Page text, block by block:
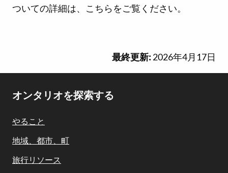
ついての詳細は、こちらをご覧ください。
最終更新: 2026年4月17日
Footer
Navigation
オンタリオを探索する
やること
地域、都市、町
旅行リソース